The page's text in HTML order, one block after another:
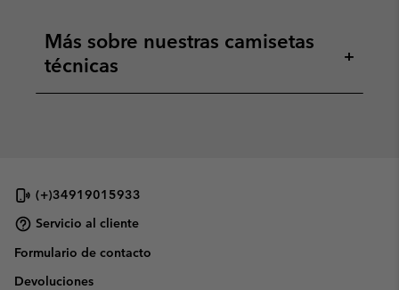
Más sobre nuestras camisetas
técnicas
+
(+)34919015933
Servicio al cliente
Formulario de contacto
Devoluciones